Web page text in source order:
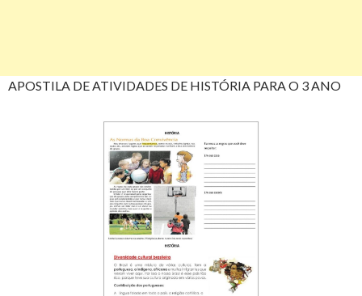
APOSTILA DE ATIVIDADES DE HISTÓRIA PARA O 3 ANO